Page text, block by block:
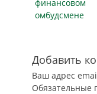
табличек. Об
сообщает
финансовом
омбудсмене
Добавить
Ваш адрес
Обязательные